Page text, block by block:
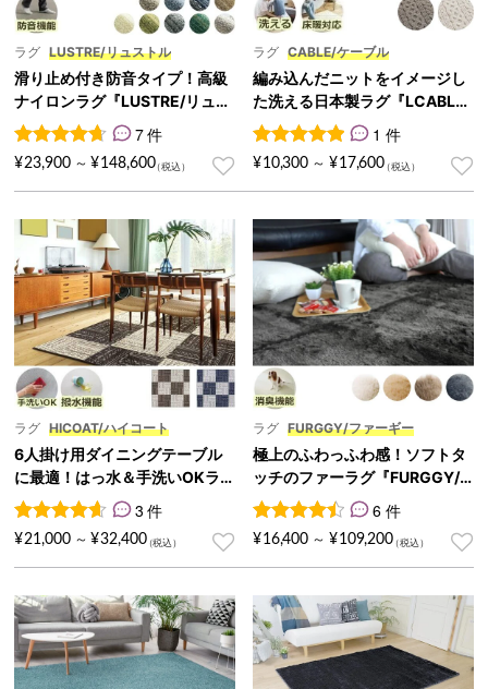
ラグ LUSTRE/リュストル
滑り止め付き防音タイプ！高級
ナイロンラグ『LUSTRE/リュス
トル』
7
件の利用者評価に基づく5段階評価のうち、4.71 点
7 件
¥23,900 ～ ¥ 148,600
ラグ CABLE/ケーブル
編み込んだニットをイメージし
た洗える日本製ラグ『LCABLE/
ケーブル』
1
件の利用者評価に基づく5段
1 件
¥ 10,300 ～ ¥ 17,600
ラグ HICOAT/ハイコート
6人掛け用ダイニングテーブル
に最適！はっ水＆手洗いOKラ
グ『HICOAT/ハイコート』
3
件の利用者評価に基づく5段階評価のうち、4.67点
3 件
¥21,000 ～ ¥32,400
ラグ FURGGY/ファーギー
極上のふわっふわ感！ソフトタ
ッチのファーラグ『FURGGY/
ファーギー』
6
件の利用者評価に基づく5段
6 件
¥ 16,400 ～ ¥ 109,200